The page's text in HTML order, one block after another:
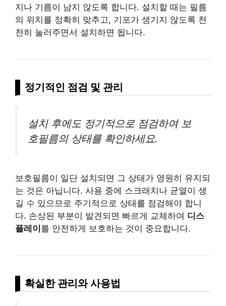
지나 기름이 남지 않도록 합니다. 설치할 때는 필름
의 위치를 정확히 맞추고, 기포가 생기지 않도록 천
천히 눌러주면서 설치하면 됩니다.
정기적인 점검 및 관리
설치 후에도 정기적으로 점검하여 보
호필름의 상태를 확인하세요.
보호필름이 일단 설치되면 그 상태가 영원히 유지되
는 것은 아닙니다. 사용 중에 스크래치나 균열이 생
길 수 있으므로 주기적으로 상태를 점검해야 합니
다. 손상된 부분이 발견되면 빠르게 교체하여 디스
플레이를 안전하게 보호하는 것이 중요합니다.
확실한 관리와 사용법